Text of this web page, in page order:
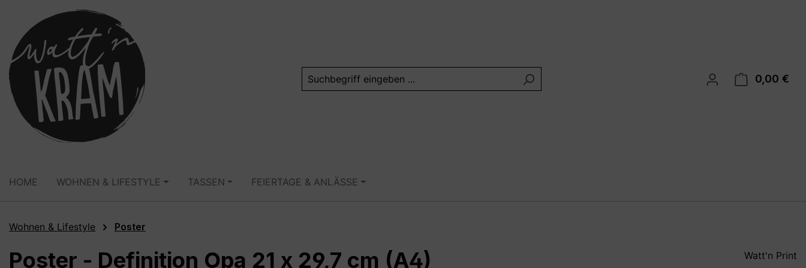
Zur Hauptnavigation springen
0,00 €
HOME WOHNEN & LIFESTYLE TASSEN FEIERTAGE & ANLÄSSE
Wohnen & Lifestyle Poster
Poster - Definition Opa 21 x 29,7 cm (A4) Watt'n Print